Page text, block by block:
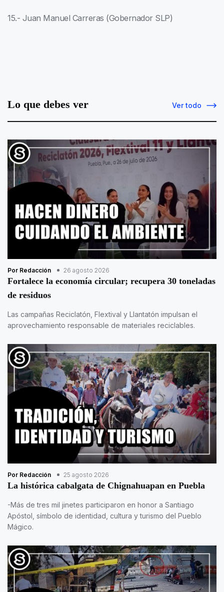
15.- Juan Manuel Carreras (Gobernador SLP)
Lo que debes ver Ver todo
Por Redacción 26 agosto 2026
Fortalece la economía circular; recupera 30 toneladas
de residuos
Las campañas Reciclatón, Flextival y Llantatón impulsan el
aprovechamiento responsable de materiales reciclables.
Por Redacción 25 agosto 2026
La histórica cabalgata de Chignahuapan en Puebla
-Más de tres mil jinetes participaron en honor a Santiago
Apóstol, símbolo de identidad, cultura y turismo del Pueblo
Mágico.